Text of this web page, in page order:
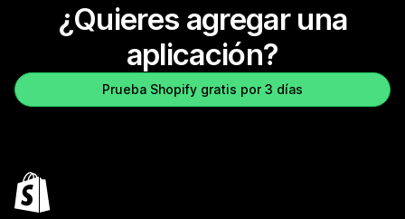
¿Quieres agregar una
aplicación?
Prueba Shopify gratis por 3 días